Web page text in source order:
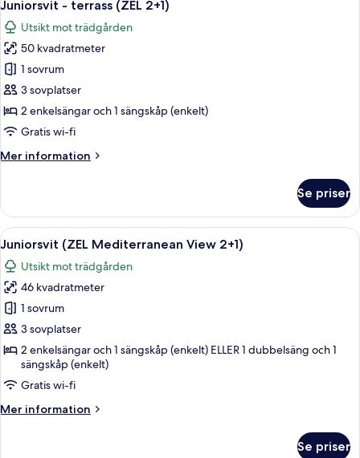
alla
foton
för
Juniorsvit
-
terrass
(ZEL
Juniorsvit - terrass (ZEL 2+1)
Utsikt mot trädgården
50 kvadratmeter
1 sovrum
3 sovplatser
2 enkelsängar och 1 sängskåp (enkelt)
Gratis wi-fi
Mer information
Mer
-
terrass
(ZEL
2+1)
Se priser
Öppna
alla
foton
för
Juniorsvit
(ZEL
Mediterranean
View
2+1)
Ett rymligt rum med en stor säng,
9
Juniorsvit (ZEL Mediterranean View 2+1)
Utsikt mot trädgården
46 kvadratmeter
1 sovrum
3 sovplatser
2 enkelsängar och 1 sängskåp (enkelt) ELLER 1 dubbelsäng och 1
sängskåp (enkelt)
Gratis wi-fi
Mer information
Mer
Se priser